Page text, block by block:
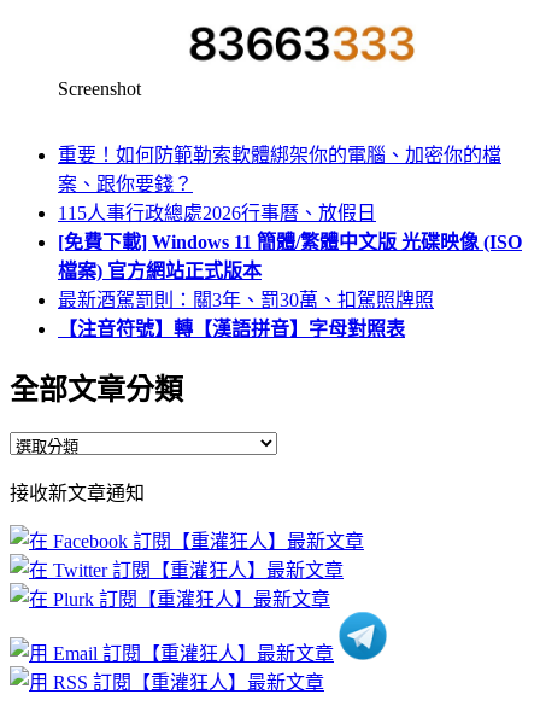
Screenshot
重要！如何防範勒索軟體綁架你的電腦、加密你的檔
案、跟你要錢？
115人事行政總處2026行事曆、放假日
[免費下載] Windows 11 簡體/繁體中文版 光碟映像 (ISO
檔案) 官方網站正式版本
最新酒駕罰則：關3年、罰30萬、扣駕照牌照
【注音符號】轉【漢語拼音】字母對照表
全部文章分類
全
文
章
分
類
接收新文章通知